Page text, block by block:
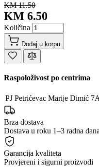
KM 11.50
KM 6.50
Količina
Dodaj u korpu
Raspoloživost po centrima
PJ Petrićevac Marije Dimić
Brza dostava
Dostava u roku 1–3 radna
Garancija kvaliteta
Provjereni i sigurni proizvodi